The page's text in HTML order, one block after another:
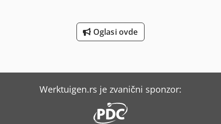
Oglasi ovde
Werktuigen.rs je zvanični sponzor: